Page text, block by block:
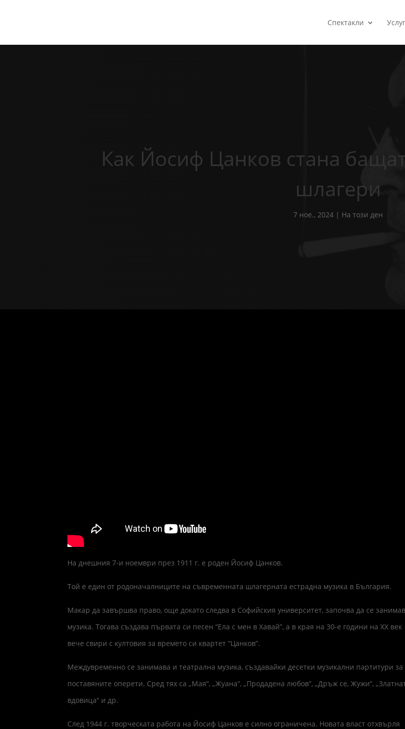
Спектакли
Как Йосиф Цанков стана
шлагери
7 ное., 2024 | На този ден
На днешния 7-и ноември през 1911 г. е роден Йосиф Цанков.
Той е един от родоначалниците на съвременната шлагерната естрадна музика в България.
Макар да завършва право, още докато следва в Софийския университет, започва да се
музика. Тогава създава първата си песен “Ела с мен в Хавай”, а в края на 30-е години на ХХ век
вече свири с култовия за времето си квартет “Цанков”.
Междувременно се занимава и театрална музика, създавайки десетки музикални партитури за
поставяните оперети. Сред тях са „Мая“, „Жуана“, „Продадена любов“, „Дръж се, Жужи“,
вдовица“ и др.
След 1944 г. творческата работа на Йосиф Цанков е силно ограничена. Новата власт отхвърля